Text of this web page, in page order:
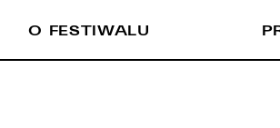
O FESTIWALU